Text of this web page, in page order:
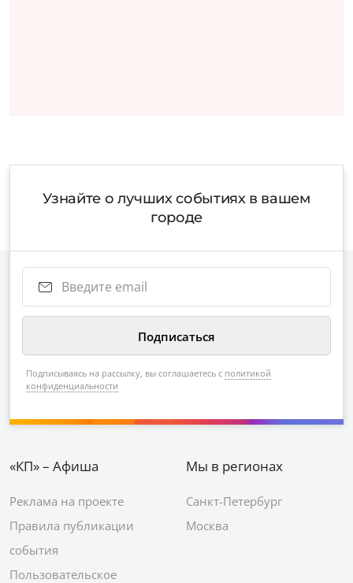
Узнайте о лучших событиях в вашем
городе
Подписываясь на рассылку, вы соглашаетесь с политикой
конфиденциальности
«КП» – Афиша
Реклама на проекте
Правила публикации
события
Пользовательское
Мы в регионах
Санкт-Петербург
Москва